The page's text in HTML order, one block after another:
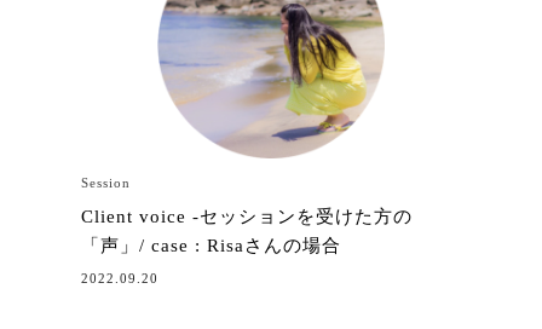
Session
Client voice -セッションを受けた方の
「声」/ case : Risaさんの場合
2022.09.20